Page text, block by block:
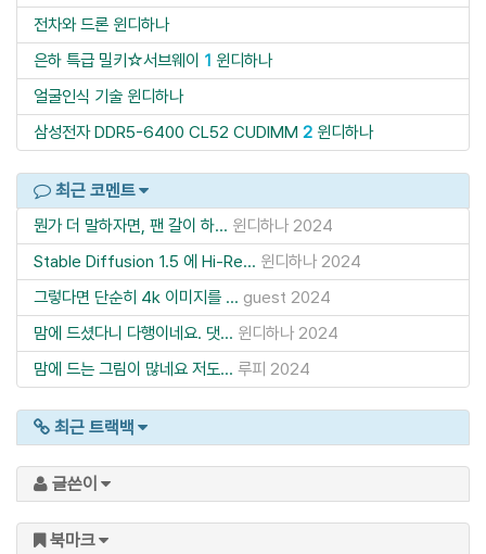
전차와 드론 윈디하나
은하 특급 밀키☆서브웨이 1 윈디하나
얼굴인식 기술 윈디하나
삼성전자 DDR5-6400 CL52 CUDIMM 2 윈디하나
최근 코멘트
뭔가 더 말하자면, 팬 갈이 하... 윈디하나 2024
Stable Diffusion 1.5 에 Hi-Re... 윈디하나 2024
그렇다면 단순히 4k 이미지를 ... guest 2024
맘에 드셨다니 다행이네요. 댓... 윈디하나 2024
맘에 드는 그림이 많네요 저도... 루피 2024
최근 트랙백
글쓴이
북마크